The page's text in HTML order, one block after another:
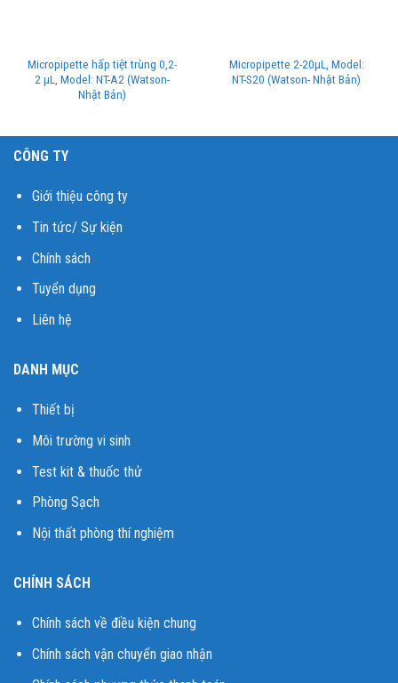
Micropipette hấp tiệt trùng 0,2-
2 µL, Model: NT-A2 (Watson-
Nhật Bản)
Micropipette 2-20µL, Model:
NT-S20 (Watson- Nhật Bản)
CÔNG TY
Giới thiệu công ty
Tin tức/ Sự kiện
Chính sách
Tuyển dụng
Liên hệ
DANH MỤC
Thiết bị
Môi trường vi sinh
Test kit & thuốc thử
Phòng Sạch
Nội thất phòng thí nghiệm
CHÍNH SÁCH
Chính sách về điều kiện chung
Chính sách vận chuyển giao nhận